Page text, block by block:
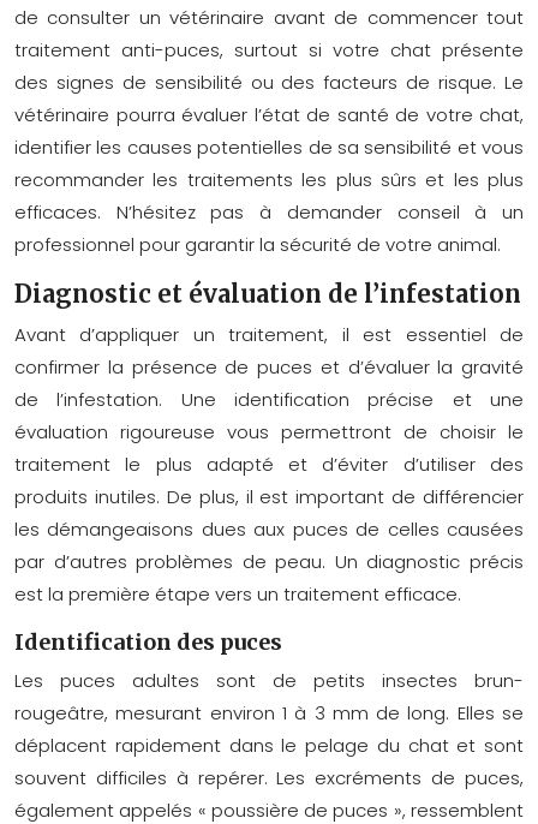
de consulter un vétérinaire avant de commencer tout
traitement anti-puces, surtout si votre chat présente
des signes de sensibilité ou des facteurs de risque. Le
vétérinaire pourra évaluer l’état de santé de votre chat,
identifier les causes potentielles de sa sensibilité et vous
recommander les traitements les plus sûrs et les plus
efficaces. N’hésitez pas à demander conseil à un
professionnel pour garantir la sécurité de votre animal.
Diagnostic et évaluation de l’infestation
Avant d’appliquer un traitement, il est essentiel de
confirmer la présence de puces et d’évaluer la gravité
de l’infestation. Une identification précise et une
évaluation rigoureuse vous permettront de choisir le
traitement le plus adapté et d’éviter d’utiliser des
produits inutiles. De plus, il est important de différencier
les démangeaisons dues aux puces de celles causées
par d’autres problèmes de peau. Un diagnostic précis
est la première étape vers un traitement efficace.
Identification des puces
Les puces adultes sont de petits insectes brun-
rougeâtre, mesurant environ 1 à 3 mm de long. Elles se
déplacent rapidement dans le pelage du chat et sont
souvent difficiles à repérer. Les excréments de puces,
également appelés « poussière de puces », ressemblent